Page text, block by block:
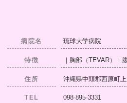
病院名 琉球大学病院
特徴 ｜胸部（TEVAR）｜
住所 沖縄県中頭郡西原町
TEL 098-895-3331